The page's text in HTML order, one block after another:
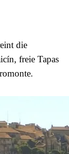
die
freie Tapas